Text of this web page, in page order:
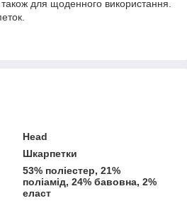
для щоденного використання.
Head
Шкарпетки
53% поліестер, 21%
поліамід, 24% бавовна, 2%
еласт